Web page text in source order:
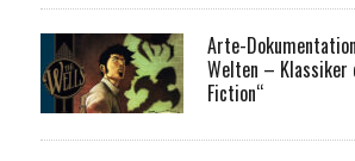
Arte-
Welten – Klassiker
Fiction“